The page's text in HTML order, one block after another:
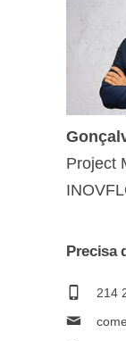
Project
Precisa
214